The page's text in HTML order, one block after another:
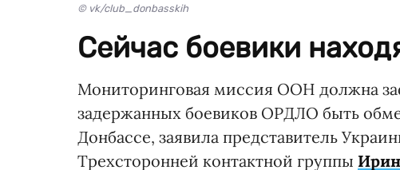
© vk/club_donbasskih
Сейчас боевики
Мониторинговая миссия ООН должна
задержанных боевиков ОРДЛО быть
Донбассе, заявила представитель
Трехсторонней контактной группы